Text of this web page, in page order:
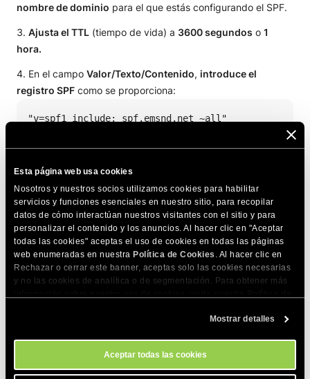
Esta página web usa cookies
Nosotros y nuestros socios utilizamos cookies para habilitar
servicios y funciones esenciales en nuestro sitio, para recopilar
datos de cómo interactúan nuestros visitantes con el sitio y para
personalizar el contenido y los anuncios. Al hacer clic en "Aceptar
todas las cookies" aceptas el uso de cookies en todas las páginas
web enumeradas en nuestra Política de Cookies . Al hacer clic en
Rechazar o cerrar este banner, aceptas solo las cookies necesarias
y no las cookies de analítica o de segmentación. Para obtener más
momento a través de la herramienta Configuración de Cookies de
Mostrar detalles
Aceptar todas las cookies
nombre de dominio para el que estás configurando el SPF.
Ajusta el TTL (tiempo de vida) a 3600 segundos o 1
hora.
En el campo Valor/Texto/Contenido, introduce el
registro SPF como se proporciona:
"v=spf1 include:_spf.emsnd.net ~all"
Editar un registro SPF existente
Para modificar un registro SPF existente con la directiva
include requerida, sigue estos pasos: